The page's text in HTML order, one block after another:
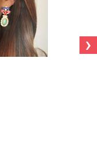
‹